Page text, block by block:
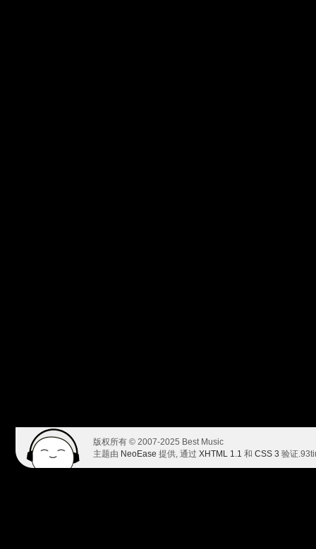
版权所有 © 2007-2025 Best Music
主题由 NeoEase 提供, 通过 XHTML 1.1 和 CSS 3 验证.